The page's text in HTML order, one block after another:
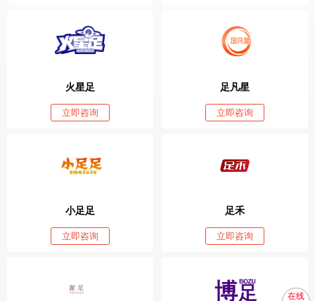
火星足
立即咨询
足凡星
立即咨询
小足足
立即咨询
足禾
立即咨询
在线